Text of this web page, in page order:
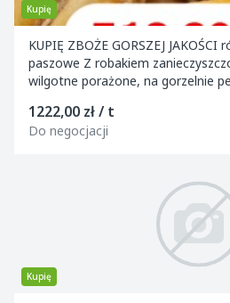
Kupię
KUPIĘ ZBOŻE GORSZEJ JAKOŚCI również dobrej jakości
paszowe Z robakiem
wilgotne porażone, na gorzelnie
1222,00 zł / t
Do negocjacji
Kupię